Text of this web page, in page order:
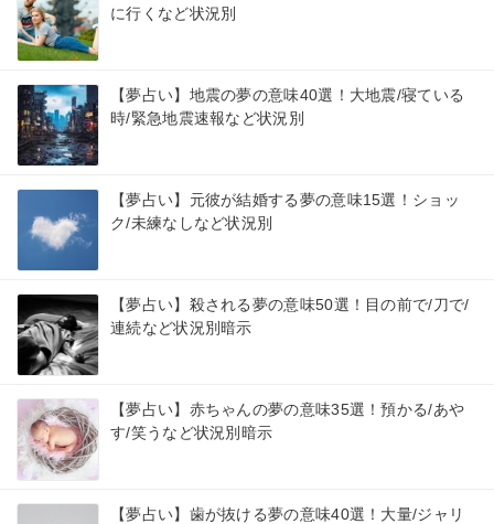
に行くなど状況別
【夢占い】地震の夢の意味40選！大地震/寝ている
時/緊急地震速報など状況別
【夢占い】元彼が結婚する夢の意味15選！ショッ
ク/未練なしなど状況別
【夢占い】殺される夢の意味50選！目の前で/刀で/
連続など状況別暗示
【夢占い】赤ちゃんの夢の意味35選！預かる/あや
す/笑うなど状況別暗示
【夢占い】歯が抜ける夢の意味40選！大量/ジャリ